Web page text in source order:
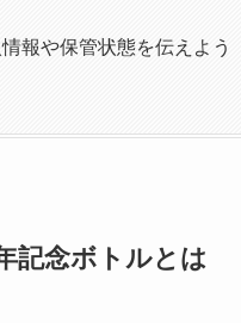
報や保管状態を伝えよう
記念ボトルとは